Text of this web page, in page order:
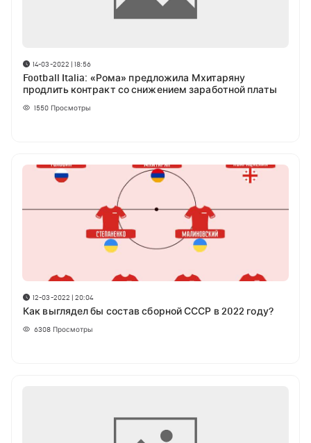
14-03-2022 | 18:56
Football Italia: «Рома» предложила Мхитаряну
продлить контракт со снижением заработной платы
1550 Просмотры
12-03-2022 | 20:04
Как выглядел бы состав сборной СССР в 2022 году?
6308 Просмотры